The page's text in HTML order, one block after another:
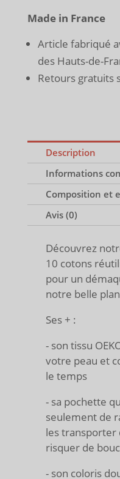
Made in France
Article fabriqué
des Hauts-de-
Retours gratuits
Description
Informations
Composition et
Avis (0)
Découvrez
10 cotons
pour un
notre belle
Ses + :
- son tissu
votre peau et
le temps
- sa pochette
seulement de
les transporter
risquer de
- son coloris